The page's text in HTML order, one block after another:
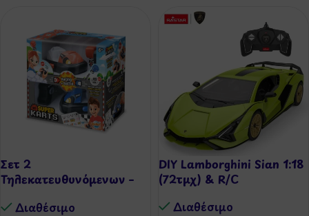
Σετ 2
Τηλεκατευθυνόμενων –
Διαθέσιμo
DIY Lamborghini Sian 1:18
(72τμχ) & R/C
Διαθέσιμo